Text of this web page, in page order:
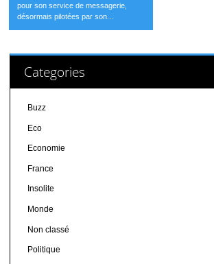
pour son service de messagerie,
désormais pilotées par son...
Categories
Buzz
Eco
Economie
France
Insolite
Monde
Non classé
Politique